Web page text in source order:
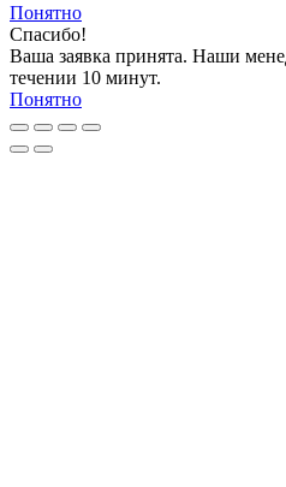
Понятно
Спасибо!
Ваша заявка принята. Наши
течении 10 минут.
Понятно